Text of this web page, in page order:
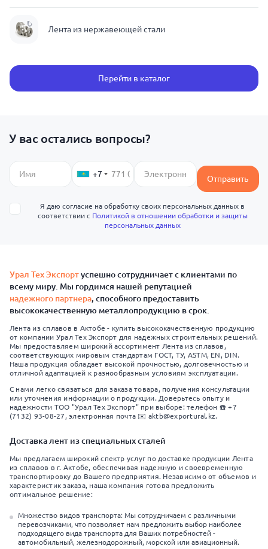
Лента из нержавеющей стали
Перейти в каталог
У вас остались вопросы?
+7 Отправить
Я даю согласие на обработку своих персональных данных в
соответствии с Политикой в отношении обработки и защиты
персональных данных
Урал Тех Экспортуспешно сотрудничает с клиентами по
всему миру. Мы гордимся нашей репутацией
надежного партнера, способного предоставить
высококачественную металлопродукцию в срок.
Лента из сплавов в Актобе - купить высококачественную продукцию
от компании Урал Тех Экспорт для надежных строительных решений.
Мы предоставляем широкий ассортимент Лента из сплавов,
соответствующих мировым стандартам ГОСТ, ТУ, ASTM, EN, DIN.
Наша продукция обладает высокой прочностью, долговечностью и
отличной адаптацией к разнообразным условиям эксплуатации.
С нами легко связаться для заказа товара, получения консультации
или уточнения информации о продукции. Доверьтесь опыту и
надежности ТОО "Урал Тех Экспорт" при выборе: телефон ☎️ +7
(7132) 93-08-27, электронная почта ✉️ aktb@exportural.kz.
Доставка лент из специальных сталей
Мы предлагаем широкий спектр услуг по доставке продукции Лента
из сплавов в г. Актобе, обеспечивая надежную и своевременную
транспортировку до Вашего предприятия. Независимо от объемов и
характеристик заказа, наша компания готова предложить
оптимальное решение:
Множество видов транспорта: Мы сотрудничаем с различными
перевозчиками, что позволяет нам предложить выбор наиболее
подходящего вида транспорта для Ваших потребностей -
автомобильный, железнодорожный, морской или авиационный.